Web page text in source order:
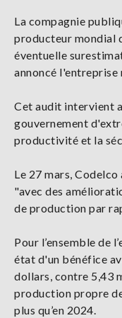
La compagnie
producteur mondial
éventuelle
annoncé l'entreprise
Cet audit intervient
gouvernement
productivité et la
Le 27 mars,
"avec des
de production par
Pour l’ensemble de
état d'un bénéfice
dollars, contre 5,43
production propre
plus qu’en 2024.